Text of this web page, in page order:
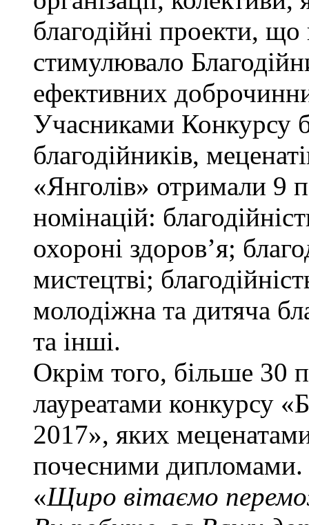
благодійні проекти,
стимулювало
ефективних
Учасниками Конкурсу
благодійників,
«Янголів» отримали 9
номінацій:
охороні здоров’я;
мистецтві;
молодіжна та дитяча
та інші.
Окрім того, більше 30
лауреатами конкурсу
2017», яких
почесними дипломами.
«Щиро вітаємо